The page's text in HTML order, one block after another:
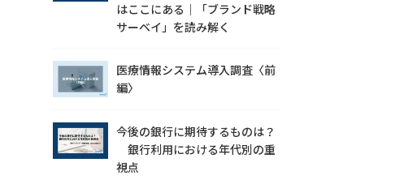
はここにある｜「ブランド戦略
サーベイ」を読み解く
医療情報システム導入調査〈前
編〉
今後の銀行に期待するものは？
銀行利用における年代別の重
視点